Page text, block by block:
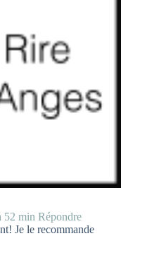
52 min Répondre
Je le recommande